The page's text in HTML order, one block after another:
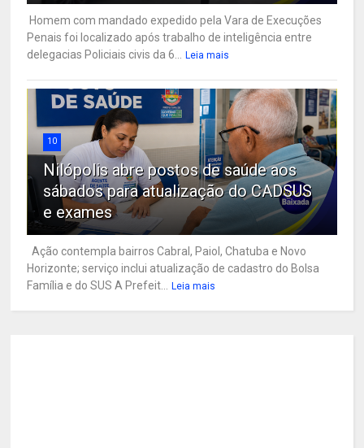
Homem com mandado expedido pela Vara de Execuções
Penais foi localizado após trabalho de inteligência entre
delegacias Policiais civis da 6...
Leia mais
10
Nilópolis abre postos de saúde aos
sábados para atualização do CADSUS
e exames
Ação contempla bairros Cabral, Paiol, Chatuba e Novo
Horizonte; serviço inclui atualização de cadastro do Bolsa
Família e do SUS A Prefeit...
Leia mais